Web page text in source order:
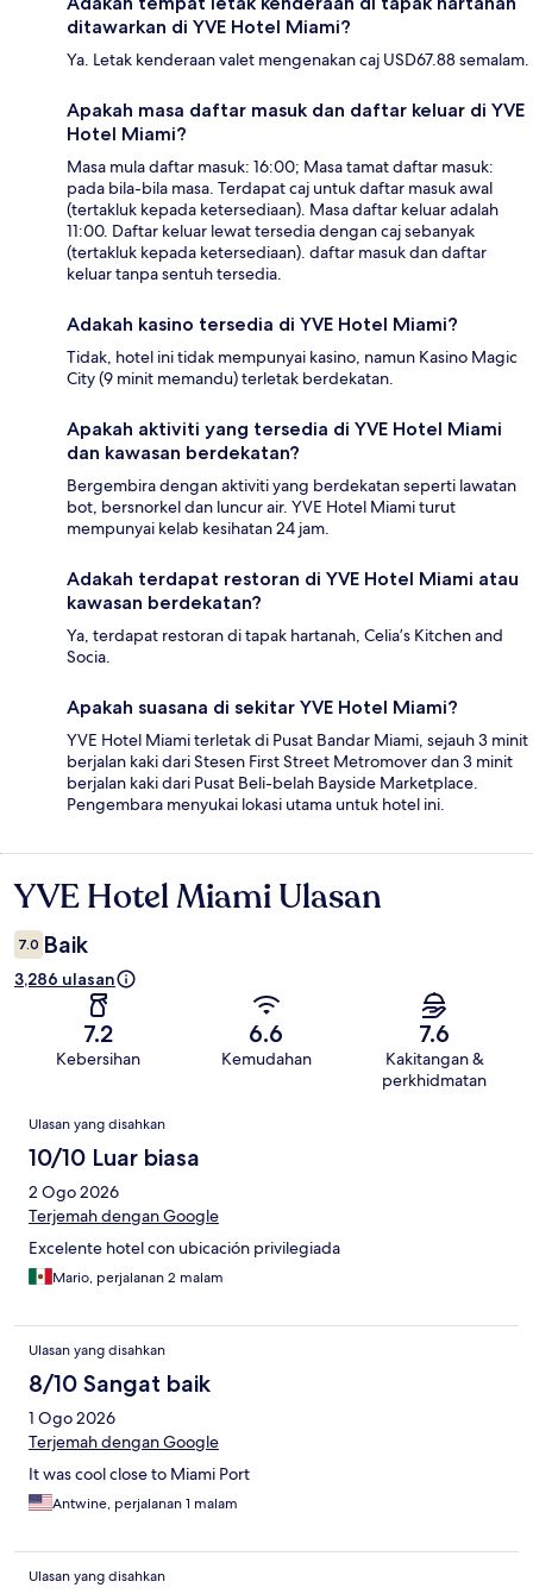
ditawarkan di YVE Hotel Miami?
Ya. Letak kenderaan valet mengenakan caj USD67.88 semalam.
Apakah masa daftar masuk dan daftar keluar di YVE
Hotel Miami?
Masa mula daftar masuk: 16:00; Masa tamat daftar masuk:
pada bila-bila masa. Terdapat caj untuk daftar masuk awal
(tertakluk kepada ketersediaan). Masa daftar keluar adalah
11:00. Daftar keluar lewat tersedia dengan caj sebanyak
(tertakluk kepada ketersediaan). daftar masuk dan daftar
keluar tanpa sentuh tersedia.
Adakah kasino tersedia di YVE Hotel Miami?
Tidak, hotel ini tidak mempunyai kasino, namun Kasino Magic
City (9 minit memandu) terletak berdekatan.
Apakah aktiviti yang tersedia di YVE Hotel Miami
dan kawasan berdekatan?
Bergembira dengan aktiviti yang berdekatan seperti lawatan
bot, bersnorkel dan luncur air. YVE Hotel Miami turut
mempunyai kelab kesihatan 24 jam.
Adakah terdapat restoran di YVE Hotel Miami atau
kawasan berdekatan?
Ya, terdapat restoran di tapak hartanah, Celia’s Kitchen and
Socia.
Apakah suasana di sekitar YVE Hotel Miami?
YVE Hotel Miami terletak di Pusat Bandar Miami, sejauh 3 minit
berjalan kaki dari Stesen First Street Metromover dan 3 minit
berjalan kaki dari Pusat Beli-belah Bayside Marketplace.
Pengembara menyukai lokasi utama untuk hotel ini.
Ulasan
YVE Hotel Miami Ulasan
7.0 Baik
3,286 ulasan
7.2
Kebersihan
6.6
Kemudahan
7.6
Kakitangan &
perkhidmatan
Ulasan
Ulasan yang disahkan
10/10 Luar biasa
2 Ogo 2026
Terjemah dengan Google
Excelente hotel con ubicación privilegiada
Mario, perjalanan 2 malam
Ulasan yang disahkan
8/10 Sangat baik
1 Ogo 2026
Terjemah dengan Google
It was cool close to Miami Port
Antwine, perjalanan 1 malam
Ulasan yang disahkan